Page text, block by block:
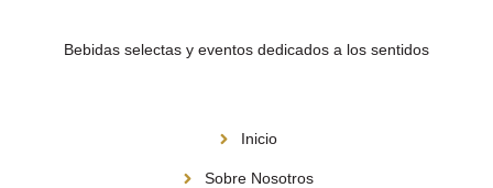
Bebidas selectas y eventos dedicados a los sentidos
Inicio
Sobre Nosotros